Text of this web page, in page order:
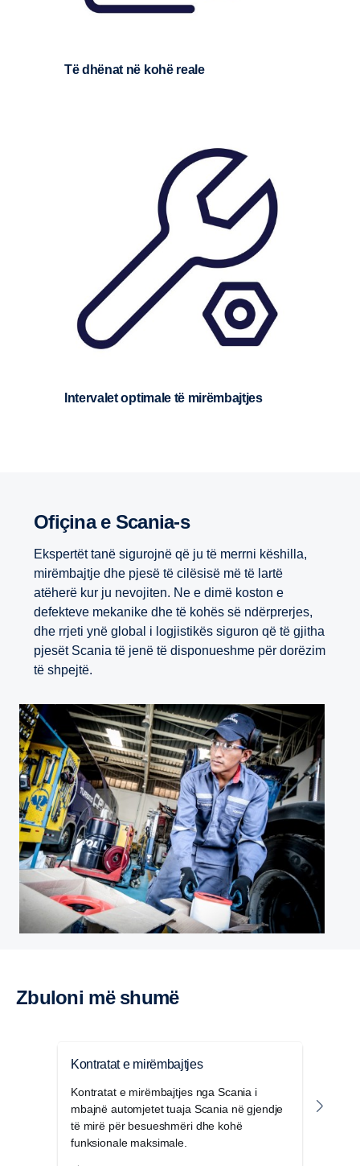
Të dhënat në kohë reale
Intervalet optimale të mirëmbajtjes
Ofiçina e Scania-s
Ekspertët tanë sigurojnë që ju të merrni këshilla,
mirëmbajtje dhe pjesë të cilësisë më të lartë
atëherë kur ju nevojiten. Ne e dimë koston e
defekteve mekanike dhe të kohës së ndërprerjes,
dhe rrjeti ynë global i logjistikës siguron që të gjitha
pjesët Scania të jenë të disponueshme për dorëzim
të shpejtë.
Zbuloni më shumë
Kontratat e mirëmbajtjes
Kontratat e mirëmbajtjes nga Scania i
mbajnë automjetet tuaja Scania në gjendje
të mirë për besueshmëri dhe kohë
funksionale maksimale.